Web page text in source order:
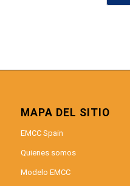
MAPA DEL SITIO
EMCC Spain
Quienes somos
Modelo EMCC